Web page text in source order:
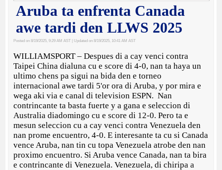
Aruba ta enfrenta Canada
awe tardi den LLWS 2025
Posted on 8/19/2025, 9:29 AM AST | Updated on 8/19/2025, 10:41 AM AST
WILLIAMSPORT – Despues di a cay venci contra
Taipei China dialuna cu e score di 4-0, nan ta haya un
ultimo chens pa sigui na bida den e torneo
internacional awe tardi 5'or ora di Aruba, y por mira e
wega aki via e canal di television ESPN. Nan
contrincante ta basta fuerte y a gana e seleccion di
Australia diadomingo cu e score di 12-0. Pero ta e
mesun seleccion cu a cay venci contra Venezuela den
nan prome encuentro, 4-0. E interesante ta cu si Canada
vence Aruba, nan tin cu topa Venezuela atrobe den nan
proximo encuentro. Si Aruba vence Canada, nan ta bira
e contrincante di Venezuela. Venezuela, di chiripa a